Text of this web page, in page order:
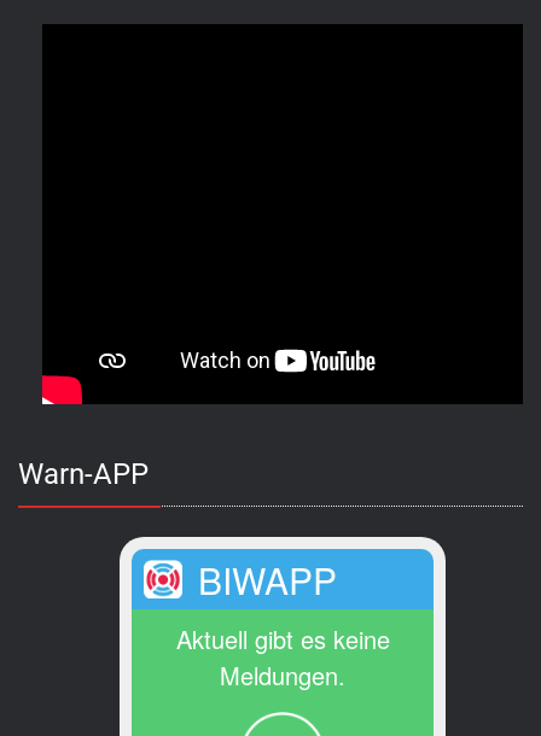
Warn-APP
BIWAPP
Aktuell gibt es keine
Meldungen.